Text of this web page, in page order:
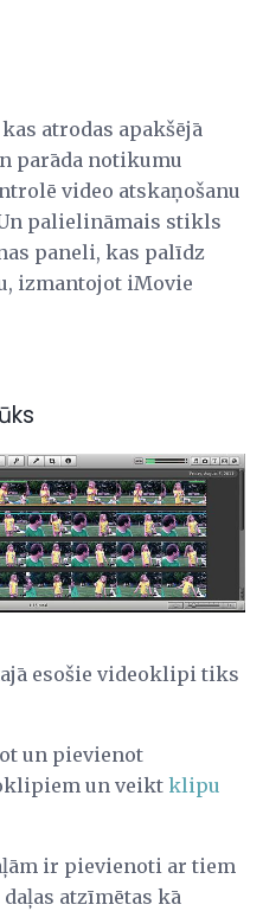
atrodas apakšējā
parāda notikumu
video atskaņošanu
palielināmais stikls
paneli, kas palīdz
izmantojot iMovie
esošie videoklipi tiks
un pievienot
un veikt klipu
ir pievienoti ar tiem
atzīmētas kā